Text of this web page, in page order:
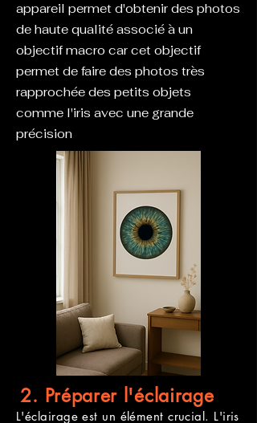
appareil permet d'obtenir des photos
de haute qualité associé à un
objectif macro car cet objectif
permet de faire des photos très
rapprochée des petits objets
comme l'iris avec une grande
précision
2. Préparer l'éclairage
L'éclairage est un élément crucial. L'iris